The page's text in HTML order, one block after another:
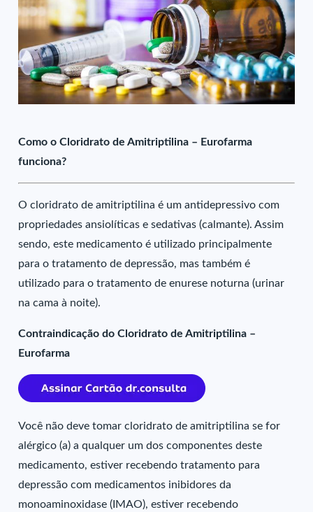
Como o Cloridrato de Amitriptilina – Eurofarma
funciona?
O cloridrato de amitriptilina é um antidepressivo com
propriedades ansiolíticas e sedativas (calmante). Assim
sendo, este medicamento é utilizado principalmente
para o tratamento de depressão, mas também é
utilizado para o tratamento de enurese noturna (urinar
na cama à noite).
Contraindicação do Cloridrato de Amitriptilina –
Eurofarma
Você não deve tomar cloridrato de amitriptilina se for
alérgico (a) a qualquer um dos componentes deste
medicamento, estiver recebendo tratamento para
depressão com medicamentos inibidores da
monoaminoxidase (IMAO), estiver recebendo